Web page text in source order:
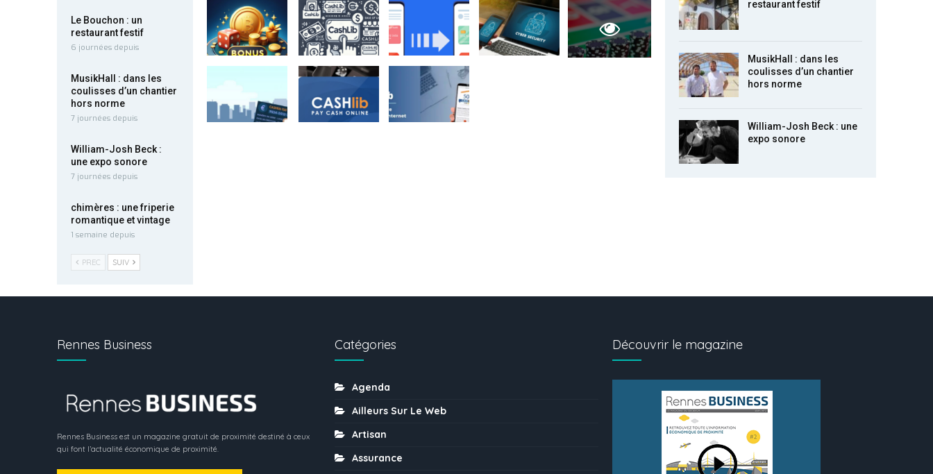
restaurant festif
MusikHall : dans les
coulisses d’un chantier
hors norme
William-Josh Beck : une
expo sonore
Le Bouchon : un
restaurant festif
6 journées depuis
MusikHall : dans les
coulisses d’un chantier
hors norme
7 journées depuis
William-Josh Beck :
une expo sonore
7 journées depuis
chimères : une friperie
romantique et vintage
1 semaine depuis
PREC SUIV
Rennes Business
Rennes Business est un magazine gratuit de proximité destiné à ceux
qui font l’actualité économique de proximité.
Catégories
Agenda
Ailleurs Sur Le Web
Artisan
Assurance
Découvrir le magazine